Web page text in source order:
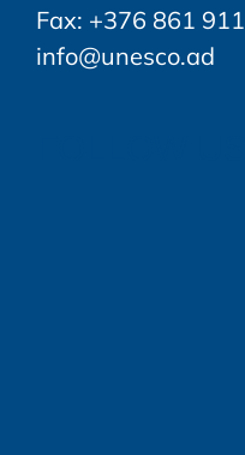
Fax: +376 861 911
info@unesco.ad